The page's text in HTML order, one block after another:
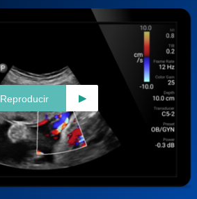
Reproducir